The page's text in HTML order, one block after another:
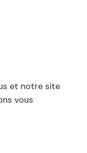
et notre site
vous